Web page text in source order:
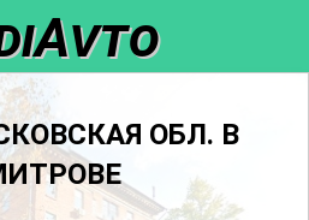
ОБЛ. В